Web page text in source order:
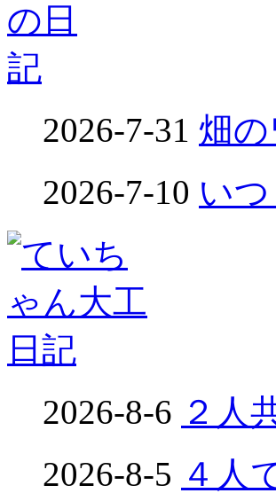
2026-7-31 畑
2026-7-10 い
2026-8-6 ２人
2026-8-5 ４人